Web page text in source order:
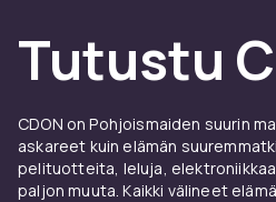
Tutustu
CDON on Pohjoismaiden suurin
askareet kuin elämän
pelituotteita, leluja,
paljon muuta. Kaikki välineet